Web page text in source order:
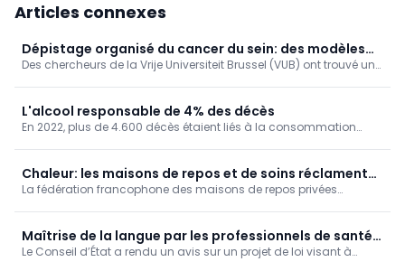
Articles connexes
Dépistage organisé du cancer du sein: des modèles
de simulation encore plus fiables (VUB)
Des chercheurs de la Vrije Universiteit Brussel (VUB) ont trouvé un
L'alcool responsable de 4% des décès
En 2022, plus de 4.600 décès étaient liés à la consommation
Bruxelles-Capitale.
Chaleur: les maisons de repos et de soins réclament
une vision à long terme
La fédération francophone des maisons de repos privées
conformer.
Maîtrise de la langue par les professionnels de santé:
avis nuancé du Conseil d'État
Le Conseil d’État a rendu un avis sur un projet de loi visant à